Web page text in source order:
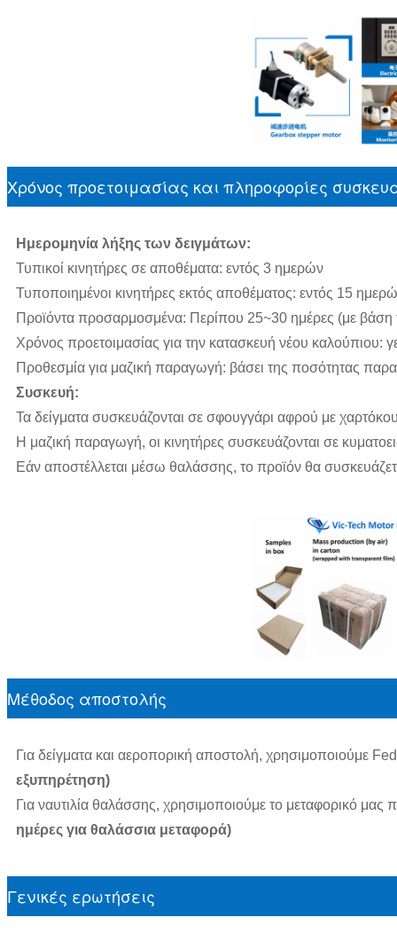
Χρόνος προετοιμασίας και πληροφορίες
Ημερομηνία λήξης των δειγμάτων:
Τυπικοί κινητήρες σε αποθέματα: εντός 3 ημερών
Τυποποιημένοι κινητήρες εκτός αποθέματος: εντός 15
Προϊόντα προσαρμοσμένα: Περίπου 25~30 ημέρες (με
Χρόνος προετοιμασίας για την κατασκευή νέου καλούπιου:
Προθεσμία για μαζική παραγωγή: βάσει της ποσότητας
Συσκευή:
Τα δείγματα συσκευάζονται σε σφουγγάρι αφρού με
Η μαζική παραγωγή, οι κινητήρες συσκευάζονται σε
Εάν αποστέλλεται μέσω θαλάσσης, το προϊόν θα
Μέθοδος αποστολής
Για δείγματα και αεροπορική αποστολή, χρησιμοποιούμε
εξυπηρέτηση)
Για ναυτιλία θαλάσσης, χρησιμοποιούμε το μεταφορικό μας
ημέρες για θαλάσσια μεταφορά)
Γενικές ερωτήσεις